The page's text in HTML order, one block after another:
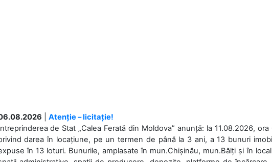
Atenție – licitație!
de Stat „Calea Ferată din Moldova” anunță: la 11.08.2026,
darea în locațiune, pe un termen de până la 3 ani, a 13 bunuri
în 13 loturi. Bunurile, amplasate în mun.Chișinău, mun.Bălți și în